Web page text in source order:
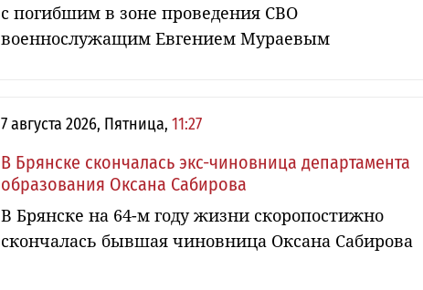
с погибшим в зоне проведения СВО
военнослужащим Евгением Мураевым
7 августа 2026, Пятница, 11:27
В Брянске скончалась экс-чиновница департамента
образования Оксана Сабирова
В Брянске на 64-м году жизни скоропостижно
скончалась бывшая чиновница Оксана Сабирова